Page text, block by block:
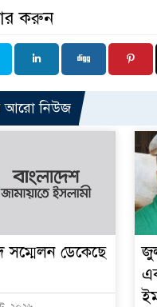
করুন
আরো নিউজ
সম্মেলন ডেকেছে